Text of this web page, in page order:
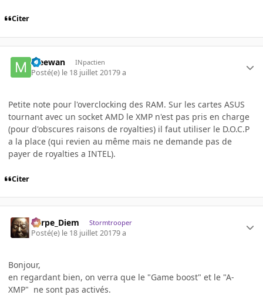
Citer
Meewan INpactien
Posté(e) le 18 juillet 20179 a
Petite note pour l'overclocking des RAM. Sur les cartes ASUS
tournant avec un socket AMD le XMP n'est pas pris en charge
(pour d'obscures raisons de royalties) il faut utiliser le D.O.C.P
a la place (qui revien au même mais ne demande pas de
payer de royalties a INTEL).
Citer
Carpe_Diem Stormtrooper
Posté(e) le 18 juillet 20179 a
Bonjour,
en regardant bien, on verra que le "Game boost" et le "A-
XMP" ne sont pas activés.